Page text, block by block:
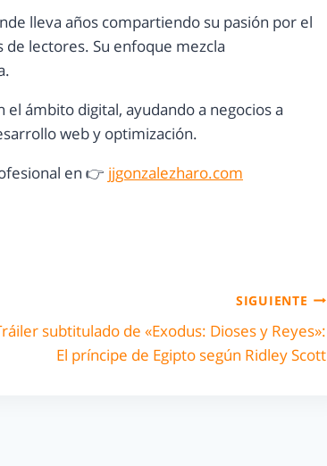
lleva años compartiendo su pasión por el
de lectores. Su enfoque mezcla
ámbito digital, ayudando a negocios a
web y optimización.
en 👉 jjgonzalezharo.com
SIGUIENTE
subtitulado de «Exodus: Dioses y Reyes»:
El príncipe de Egipto según Ridley Scott